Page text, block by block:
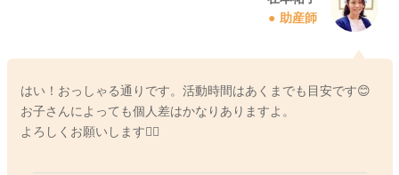
助産師
はい！おっしゃる通りです。活動時間はあくまでも目安です😊
お子さんによっても個人差はかなりありますよ。
よろしくお願いします🙇‍♂️